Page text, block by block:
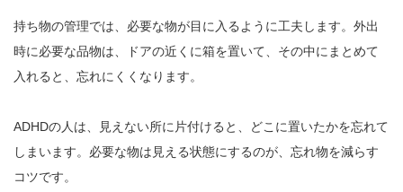
持ち物の管理では、必要な物が目に入るように工夫します。外出
時に必要な品物は、ドアの近くに箱を置いて、その中にまとめて
入れると、忘れにくくなります。
ADHDの人は、見えない所に片付けると、どこに置いたかを忘れて
しまいます。必要な物は見える状態にするのが、忘れ物を減らす
コツです。